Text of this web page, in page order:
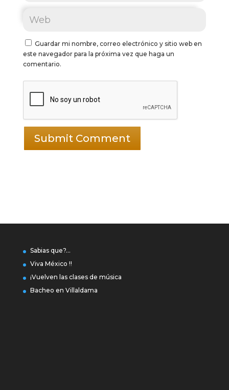
Guardar mi nombre, correo electrónico y sitio web en
este navegador para la próxima vez que haga un
comentario.
Submit Comment
Sabias que?…
Viva México !!
¡Vuelven las clases de música
Bacheo en Villaldama